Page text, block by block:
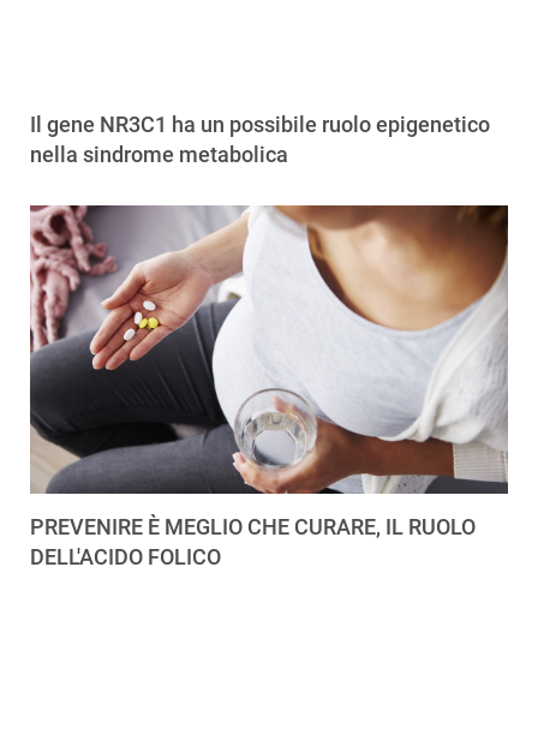
Il gene NR3C1 ha un possibile ruolo epigenetico
nella sindrome metabolica
PREVENIRE È MEGLIO CHE CURARE, IL RUOLO
DELL'ACIDO FOLICO